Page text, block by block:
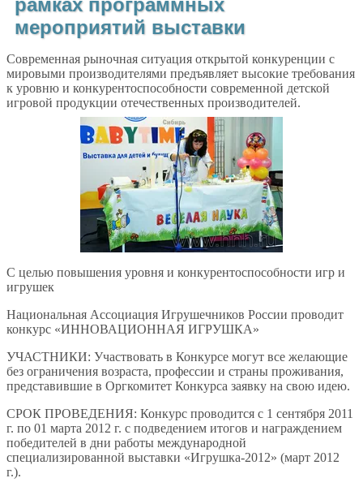
мероприятий выставки
Современная рыночная ситуация открытой конкуренции с
мировыми производителями предъявляет высокие требования
к уровню и конкурентоспособности современной детской
игровой продукции отечественных производителей.
С целью повышения уровня и конкурентоспособности игр и
игрушек
Национальная Ассоциация Игрушечников России проводит
конкурс «ИННОВАЦИОННАЯ ИГРУШКА»
УЧАСТНИКИ: Участвовать в Конкурсе могут все желающие
без ограничения возраста, профессии и страны проживания,
представившие в Оргкомитет Конкурса заявку на свою идею.
СРОК ПРОВЕДЕНИЯ: Конкурс проводится с 1 сентября 2011
г. по 01 марта 2012 г. с подведением итогов и награждением
победителей в дни работы международной
специализированной выставки «Игрушка-2012» (март 2012
г.).